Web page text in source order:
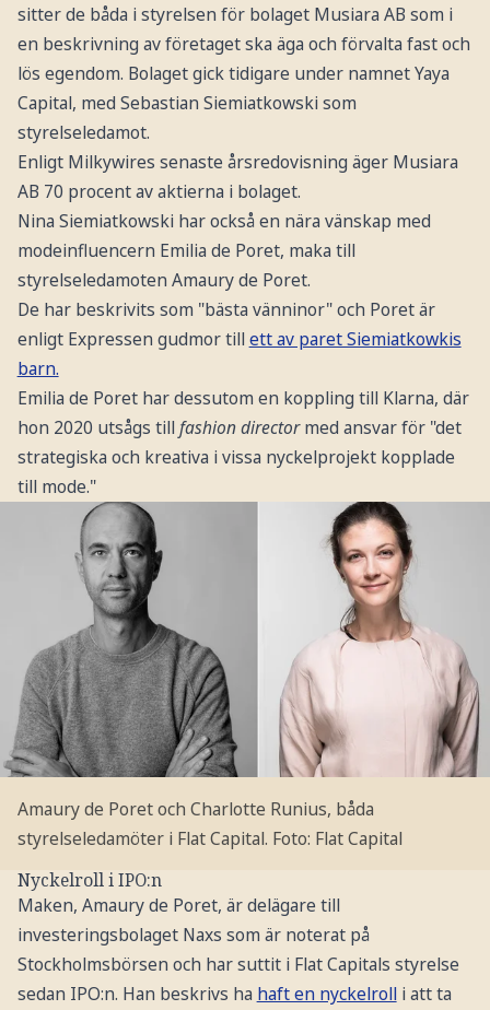
sitter de båda i styrelsen för bolaget Musiara AB som i
en beskrivning av företaget ska äga och förvalta fast och
lös egendom. Bolaget gick tidigare under namnet Yaya
Capital, med Sebastian Siemiatkowski som
styrelseledamot.
Enligt Milkywires senaste årsredovisning äger Musiara
AB 70 procent av aktierna i bolaget.
Nina Siemiatkowski har också en nära vänskap med
modeinfluencern Emilia de Poret, maka till
styrelseledamoten Amaury de Poret.
De har beskrivits som "bästa vänninor" och Poret är
enligt Expressen gudmor till ett av paret Siemiatkowkis
barn.
Emilia de Poret har dessutom en koppling till Klarna, där
hon 2020 utsågs till fashion directormed ansvar för "det
strategiska och kreativa i vissa nyckelprojekt kopplade
till mode."
Amaury de Poret och Charlotte Runius, båda
styrelseledamöter i Flat Capital. Foto: Flat Capital
Nyckelroll i IPO:n
Maken, Amaury de Poret, är delägare till
investeringsbolaget Naxs som är noterat på
Stockholmsbörsen och har suttit i Flat Capitals styrelse
sedan IPO:n. Han beskrivs ha haft en nyckelrolli att ta